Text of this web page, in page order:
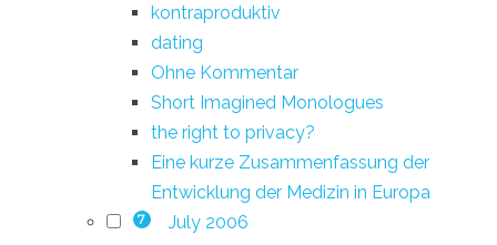
kontraproduktiv
dating
Ohne Kommentar
Short Imagined Monologues
the right to privacy?
Eine kurze Zusammenfassung der
Entwicklung der Medizin in Europa
7 July 2006